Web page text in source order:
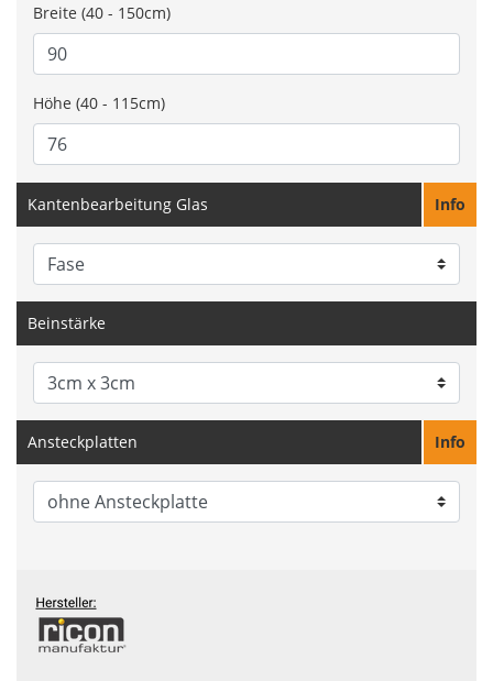
Breite (40 - 150cm)
Höhe (40 - 115cm)
Kantenbearbeitung Glas Info
Beinstärke
Ansteckplatten Info